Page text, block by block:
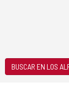
BUSCAR EN LOS